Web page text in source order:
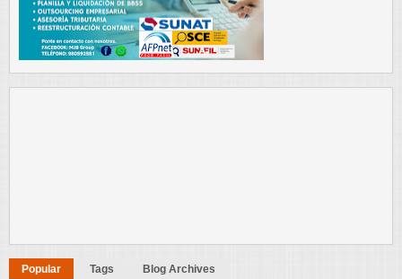
Popular Tags Blog Archives